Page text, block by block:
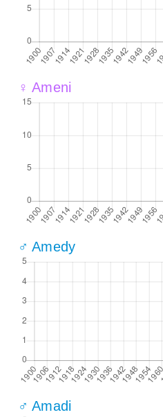
♀ Ameni
♂ Amedy
♂ Amadi